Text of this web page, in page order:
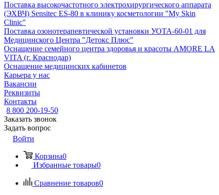
Поставка высокочастотного электрохирургического аппарата
(ЭХВЧ) Sensitec ES-80 в клинику косметологии "My Skin
Clinic"
Поставка озонотерапевтической установки УОТА-60-01 для
Медицинского Центра "Детокс Плюс"
Оснащение семейного центра здоровья и красоты AMORE LA
VITA (г. Краснодар)
Оснащение медицинских кабинетов
Карьера у нас
Вакансии
Реквизиты
Контакты
8 800 200-19-50
Заказать звонок
Задать вопрос
Войти
Корзина0
Избранные товары0
Сравнение товаров0